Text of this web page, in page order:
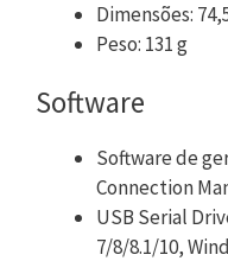
Dimensões:
Peso: 131 g
Software
Software de
Connection
USB Serial
7/8/8.1/10,